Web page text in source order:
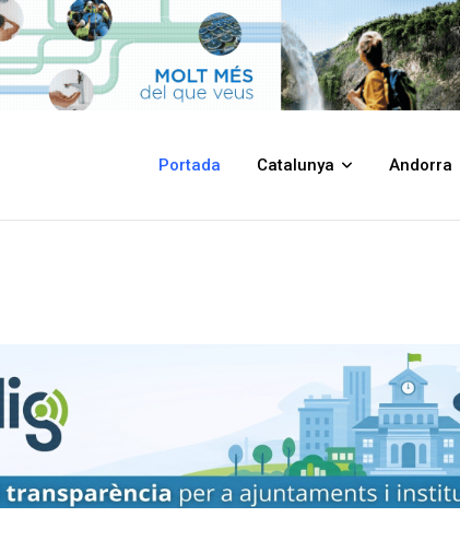
Portada Catalunya Andorra